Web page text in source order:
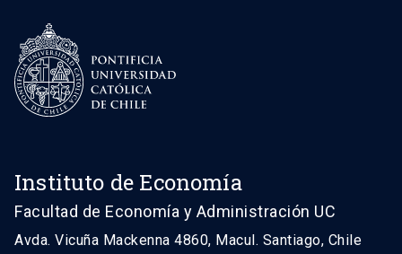
Instituto de Economía
Facultad de Economía y Administración UC
Avda. Vicuña Mackenna 4860, Macul. Santiago, Chile